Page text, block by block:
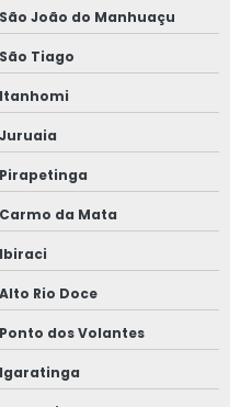
São João do Manhuaçu
São Tiago
Itanhomi
Juruaia
Pirapetinga
Carmo da Mata
Ibiraci
Alto Rio Doce
Ponto dos Volantes
Igaratinga